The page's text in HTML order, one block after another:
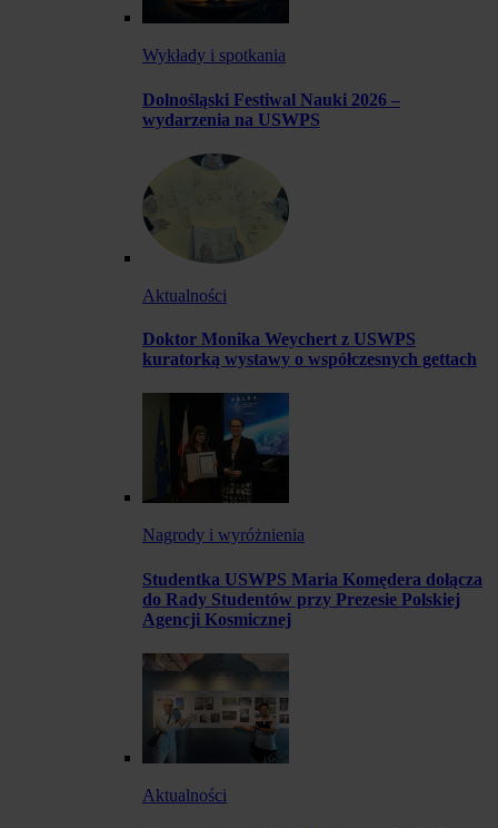
Wykłady i spotkania
Dolnośląski Festiwal Nauki 2026 –
wydarzenia na USWPS
Aktualności
Doktor Monika Weychert z USWPS
kuratorką wystawy o współczesnych gettach
Nagrody i wyróżnienia
Studentka USWPS Maria Komędera dołącza
do Rady Studentów przy Prezesie Polskiej
Agencji Kosmicznej
Aktualności